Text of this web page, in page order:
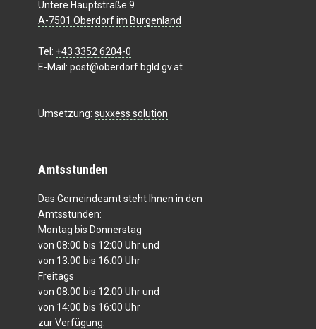
Untere Hauptstraße 9
A-7501 Oberdorf im Burgenland
Tel: +43 3352 6204-0
E-Mail: post@oberdorf.bgld.gv.at
Umsetzung: suxxess solution
Amtsstunden
Das Gemeindeamt steht Ihnen in den
Amtsstunden:
Montag bis Donnerstag
von 08:00 bis 12:00 Uhr und
von 13:00 bis 16:00 Uhr
Freitags
von 08:00 bis 12:00 Uhr und
von 14:00 bis 16:00 Uhr
zur Verfügung.